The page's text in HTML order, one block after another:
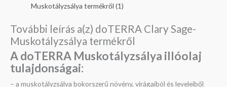
Muskotályzsálya termékről (1)
További leírás a(z) doTERRA Clary Sage-
Muskotályzsálya termékről
A doTERRA Muskotályzsálya illóolaj
tulajdonságai:
– a muskotályzsálya bokorszerű növény, virágaiból és leveleiből